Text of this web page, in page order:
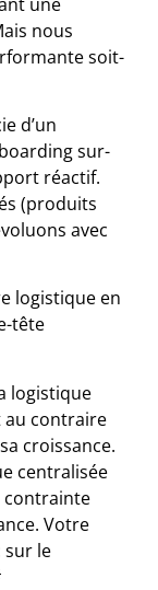
nous
soit-
d’un
sur-
réactif.
(produits
avec
logistique en
tête
logistique
au contraire
croissance.
centralisée
contrainte
Votre
sur le